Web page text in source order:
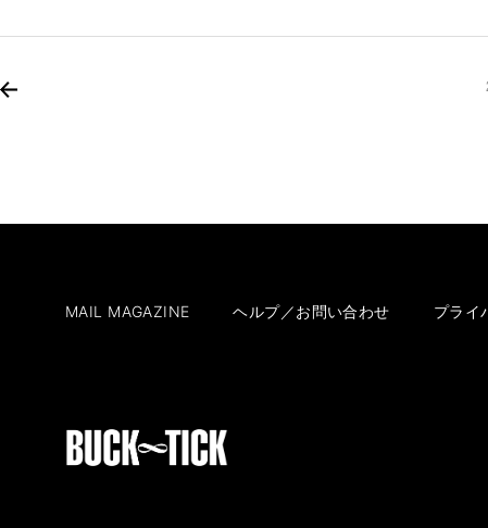
MAIL MAGAZINE ヘルプ／お問い合わせ プライ